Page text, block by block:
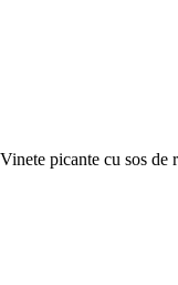
Vinete picante cu sos de